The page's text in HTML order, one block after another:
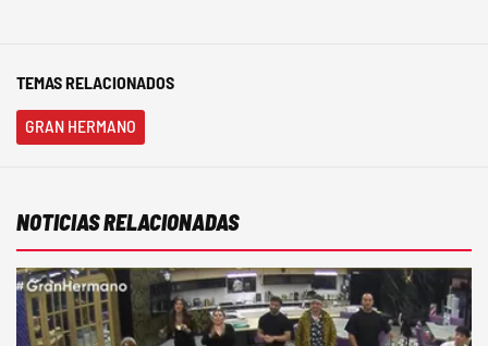
TEMAS RELACIONADOS
GRAN HERMANO
NOTICIAS RELACIONADAS